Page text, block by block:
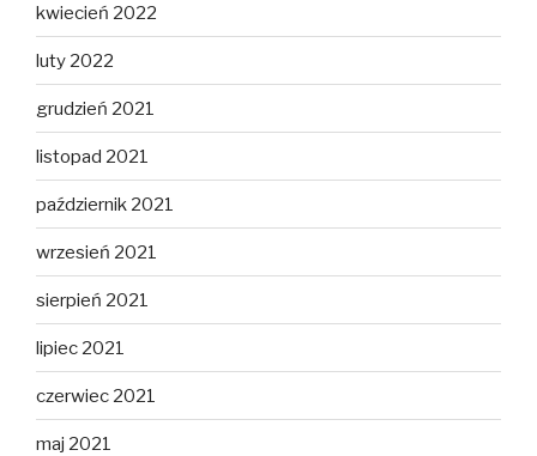
kwiecień 2022
luty 2022
grudzień 2021
listopad 2021
październik 2021
wrzesień 2021
sierpień 2021
lipiec 2021
czerwiec 2021
maj 2021